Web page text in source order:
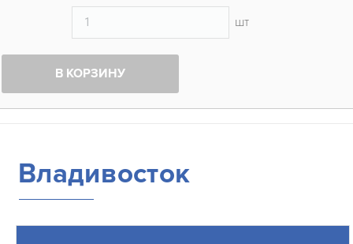
шт
В КОРЗИНУ
Владивосток